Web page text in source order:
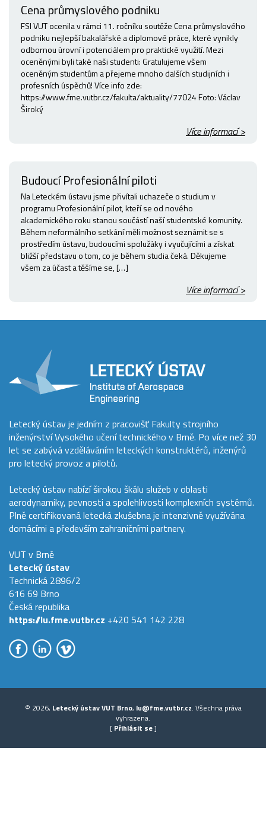
Cena průmyslového podniku
FSI VUT ocenila v rámci 11. ročníku soutěže Cena průmyslového
podniku nejlepší bakalářské a diplomové práce, které vynikly
odbornou úrovní i potenciálem pro praktické využití. Mezi
oceněnými byli také naši studenti: Gratulujeme všem
oceněným studentům a přejeme mnoho dalších studijních i
profesních úspěchů! Více info zde:
https://www.fme.vutbr.cz/fakulta/aktuality/77024 Foto: Václav
Široký
Více informací >
Budoucí Profesionální piloti
Na Leteckém ústavu jsme přivítali uchazeče o studium v
programu Profesionální pilot, kteří se od nového
akademického roku stanou součástí naší studentské komunity.
Během neformálního setkání měli možnost seznámit se s
prostředím ústavu, budoucími spolužáky i vyučujícími a získat
bližší představu o tom, co je během studia čeká. Děkujeme
všem za účast a těšíme se, […]
Více informací >
Letecký ústav je jedním z pracovišť Fakulty strojního
inženýrství Vysokého učení technického v Brně. Po více než 30
let se zabývá vzděláváním leteckých konstruktérů, inženýrů
pro letecký provoz a pilotů.
Letecký ústav nabízí širokou škálu služeb v oblasti
aerodynamiky, pevnosti a spolehlivosti komplexních systémů.
Plně certifikovaná letecká zkušebna je intenzivně využívána
domácími a především zahraničními partnery.
VUT v Brně
Letecký ústav
Technická 2896/2
616 69 Brno
Česká republika
https://lu.fme.vutbr.cz +420 541 142 228
© 2026, Letecký ústav VUT Brno, lu@fme.vutbr.cz. Všechna práva
vyhrazena.
[ Přihlásit se]